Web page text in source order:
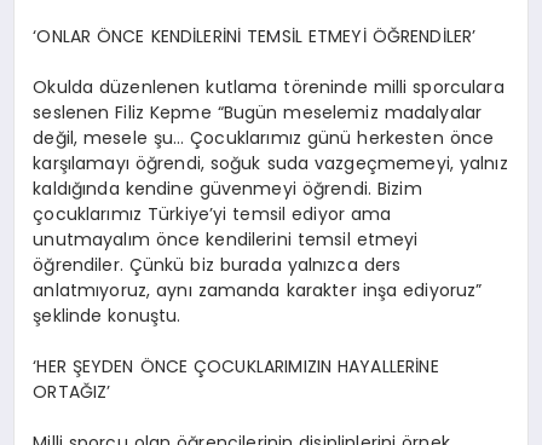
‘ONLAR ÖNCE KENDİLERİNİ TEMSİL ETMEYİ ÖĞRENDİLER’
Okulda düzenlenen kutlama töreninde milli sporculara
seslenen Filiz Kepme “Bugün meselemiz madalyalar
değil, mesele şu… Çocuklarımız günü herkesten önce
karşılamayı öğrendi, soğuk suda vazgeçmemeyi, yalnız
kaldığında kendine güvenmeyi öğrendi. Bizim
çocuklarımız Türkiye’yi temsil ediyor ama
unutmayalım önce kendilerini temsil etmeyi
öğrendiler. Çünkü biz burada yalnızca ders
anlatmıyoruz, aynı zamanda karakter inşa ediyoruz”
şeklinde konuştu.
‘HER ŞEYDEN ÖNCE ÇOCUKLARIMIZIN HAYALLERİNE
ORTAĞIZ’